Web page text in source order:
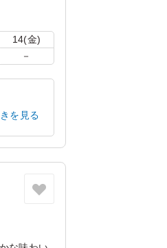
14(金)
－
。彩り
を見る